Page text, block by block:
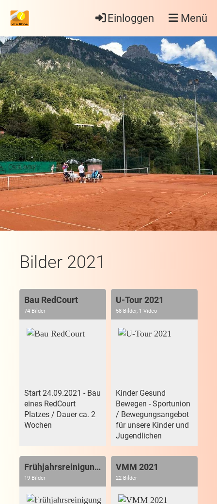
Einloggen Menü
Bilder 2021
Bau RedCourt
74 Bilder
Start 24.09.2021 - Bau
eines RedCourt
Platzes / Dauer ca. 2
Wochen
U-Tour 2021
58 Bilder, 1 Video
Kinder Gesund
Bewegen - Sportunion
/ Bewegungsangebot
für unsere Kinder und
Jugendlichen
Frühjahrsreinigung 2021
19 Bilder
VMM 2021
22 Bilder